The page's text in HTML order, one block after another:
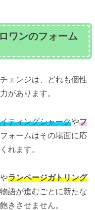
ワンのフォーム
ェンジは、どれも個性
があります。
ティングシャークやフ
ォームはその場面に応
れます。
やランページガトリング
語が進むごとに新たな
きさせません。